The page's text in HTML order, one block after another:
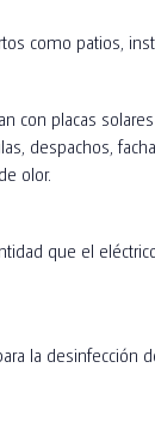
como patios,
con placas
despachos,
olor.
que el
la desinfección